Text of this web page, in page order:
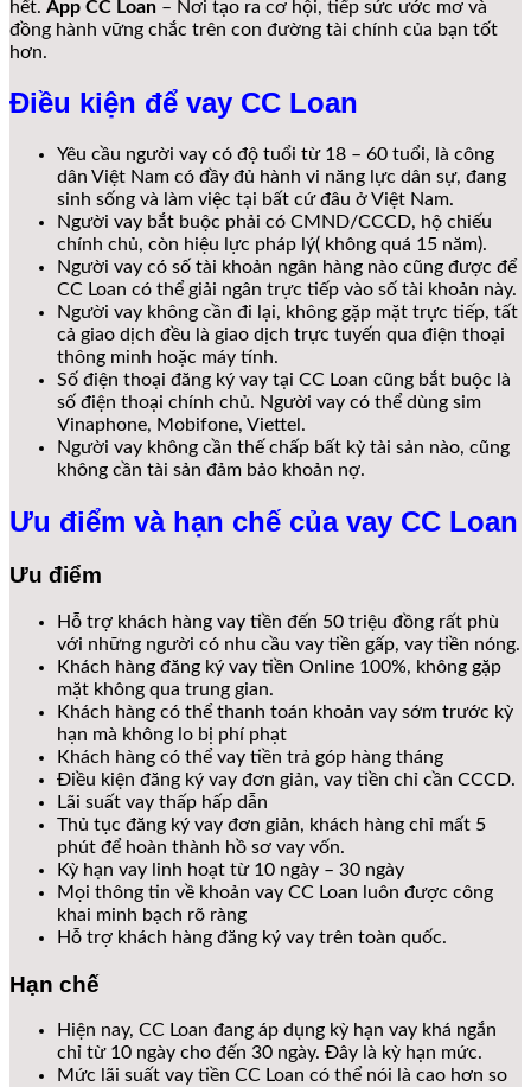
hết. App CC Loan – Nơi tạo ra cơ hội, tiếp sức ước mơ và
đồng hành vững chắc trên con đường tài chính của bạn tốt
hơn.
Điều kiện để vay CC Loan
Yêu cầu người vay có độ tuổi từ 18 – 60 tuổi, là công
dân Việt Nam có đầy đủ hành vi năng lực dân sự, đang
sinh sống và làm việc tại bất cứ đâu ở Việt Nam.
Người vay bắt buộc phải có CMND/CCCD, hộ chiếu
chính chủ, còn hiệu lực pháp lý( không quá 15 năm).
Người vay có số tài khoản ngân hàng nào cũng được để
CC Loan có thể giải ngân trực tiếp vào số tài khoản này.
Người vay không cần đi lại, không gặp mặt trực tiếp, tất
cả giao dịch đều là giao dịch trực tuyến qua điện thoại
thông minh hoặc máy tính.
Số điện thoại đăng ký vay tại CC Loan cũng bắt buộc là
số điện thoại chính chủ. Người vay có thể dùng sim
Vinaphone, Mobifone, Viettel.
Người vay không cần thế chấp bất kỳ tài sản nào, cũng
không cần tài sản đảm bảo khoản nợ.
Ưu điểm và hạn chế của vay CC Loan
Ưu điểm
Hỗ trợ khách hàng vay tiền đến 50 triệu đồng rất phù
với những người có nhu cầu vay tiền gấp, vay tiền nóng.
Khách hàng đăng ký vay tiền Online 100%, không gặp
mặt không qua trung gian.
Khách hàng có thể thanh toán khoản vay sớm trước kỳ
hạn mà không lo bị phí phạt
Khách hàng có thể vay tiền trả góp hàng tháng
Điều kiện đăng ký vay đơn giản, vay tiền chỉ cần CCCD.
Lãi suất vay thấp hấp dẫn
Thủ tục đăng ký vay đơn giản, khách hàng chỉ mất 5
phút để hoàn thành hồ sơ vay vốn.
Kỳ hạn vay linh hoạt từ 10 ngày – 30 ngày
Mọi thông tin về khoản vay CC Loan luôn được công
khai minh bạch rõ ràng
Hỗ trợ khách hàng đăng ký vay trên toàn quốc.
Hạn chế
Hiện nay, CC Loan đang áp dụng kỳ hạn vay khá ngắn
chỉ từ 10 ngày cho đến 30 ngày. Đây là kỳ hạn mức.
Mức lãi suất vay tiền CC Loan có thể nói là cao hơn so